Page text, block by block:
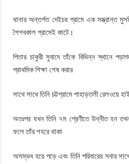
থানার অন্তর্গত দেইচর গ্রামে এক সম্ভ্রান্ত
শৈশবকাল গ্রামেই কাটে।
পিতার চাকুরী সুবাদে তাঁকে বিভিন্ন স্থানে
প্রাথমিক শিক্ষা শেষ করার
সাথে সাথে তিনি চট্টগ্রামে পাহাড়তলী রেলওয়ে
অতঃপর যখন তিনি ৭ম শ্রেণীতে উন্নীত হন
ফলে তাঁর শহরে থাকা
অসম্ভব হয়ে পড়ে এবং তিনি পরিবারের সবার